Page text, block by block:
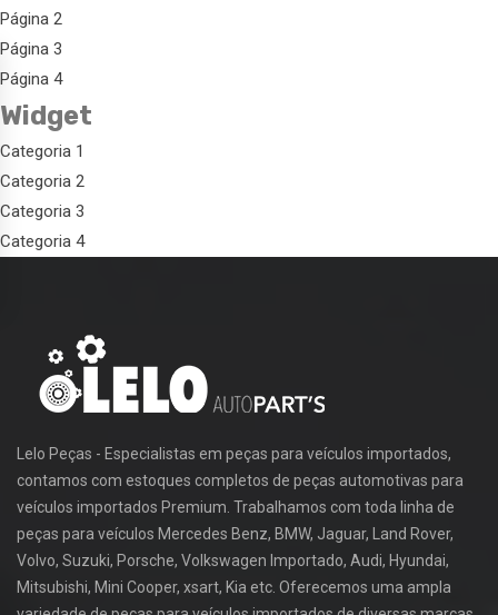
Página 2
Página 3
Página 4
Widget
Categoria 1
Categoria 2
Categoria 3
Categoria 4
Lelo Peças - Especialistas em peças para veículos importados,
contamos com estoques completos de peças automotivas para
veículos importados Premium. Trabalhamos com toda linha de
peças para veículos Mercedes Benz, BMW, Jaguar, Land Rover,
Volvo, Suzuki, Porsche, Volkswagen Importado, Audi, Hyundai,
Mitsubishi, Mini Cooper, xsart, Kia etc. Oferecemos uma ampla